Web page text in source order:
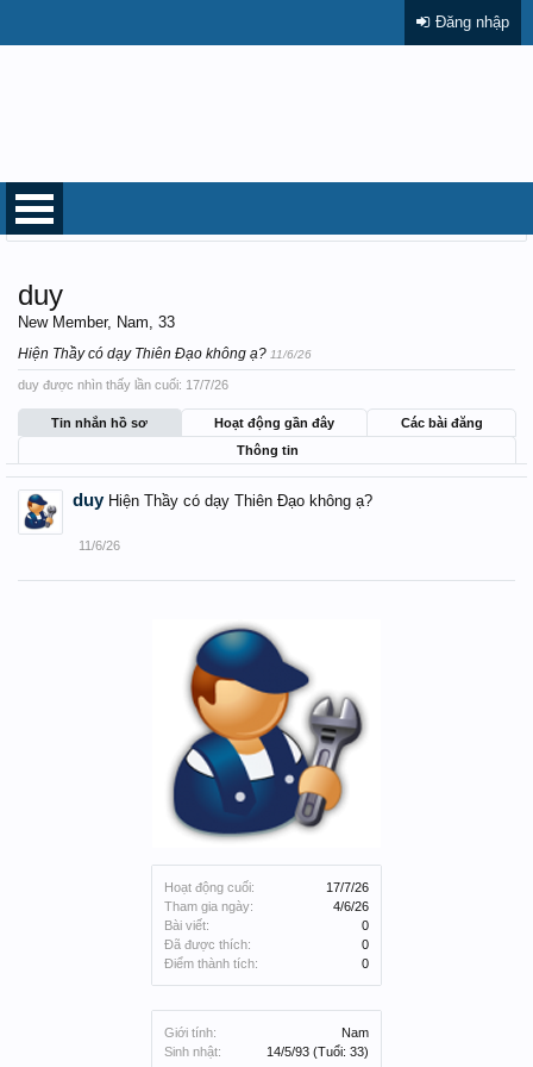
Đăng nhập
Trang chủ
Hoạt động cuối:
17/7/26
Tham gia ngày:
4/6/26
Bài viết:
0
Đã được thích:
0
Điểm thành tích:
0
Giới tính:
Nam
Sinh nhật:
14/5/93 (Tuổi: 33)
duy
New Member, Nam, 33
Hiện Thầy có dạy Thiên Đạo không ạ? 11/6/26
duy được nhìn thấy lần cuối: 17/7/26
Tin nhắn hồ sơ Hoạt động gần đây
Các bài đăng
Thông tin
duy Hiện Thầy có dạy Thiên Đạo không ạ?
11/6/26